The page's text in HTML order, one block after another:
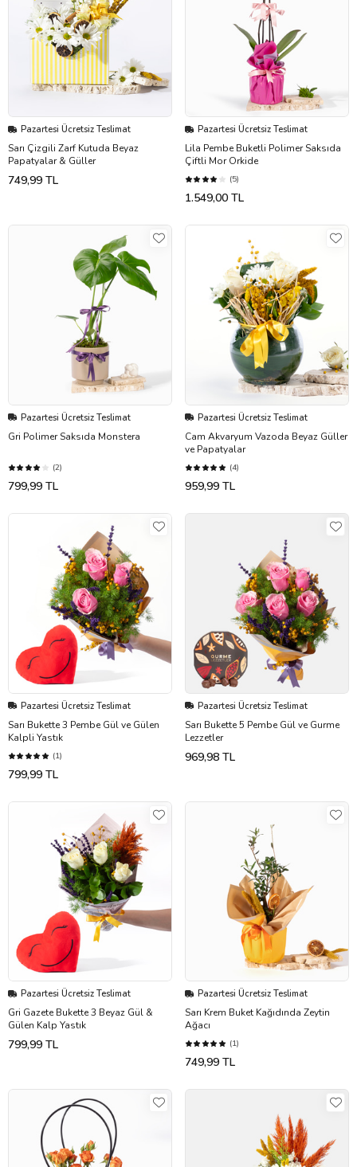
Pazartesi Ücretsiz Teslimat
Sarı Çizgili Zarf Kutuda Beyaz
Papatyalar & Güller
749,99 TL
Pazartesi Ücretsiz Teslimat
Lila Pembe Buketli Polimer Saksıda
Çiftli Mor Orkide
(5)
1.549,00 TL
Pazartesi Ücretsiz Teslimat
Gri Polimer Saksıda Monstera
(2)
799,99 TL
Pazartesi Ücretsiz Teslimat
Cam Akvaryum Vazoda Beyaz Güller
ve Papatyalar
(4)
959,99 TL
Pazartesi Ücretsiz Teslimat
Sarı Bukette 3 Pembe Gül ve Gülen
Kalpli Yastık
(1)
799,99 TL
Pazartesi Ücretsiz Teslimat
Sarı Bukette 5 Pembe Gül ve Gurme
Lezzetler
969,98 TL
Pazartesi Ücretsiz Teslimat
Gri Gazete Bukette 3 Beyaz Gül &
Gülen Kalp Yastık
799,99 TL
Pazartesi Ücretsiz Teslimat
Sarı Krem Buket Kağıdında Zeytin
Ağacı
(1)
749,99 TL